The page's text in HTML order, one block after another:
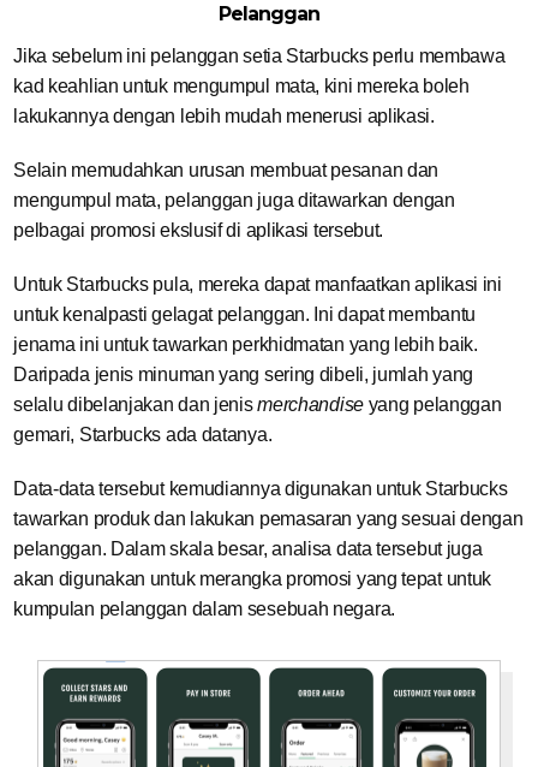
Pelanggan
Jika sebelum ini pelanggan setia Starbucks perlu membawa
kad keahlian untuk mengumpul mata, kini mereka boleh
lakukannya dengan lebih mudah menerusi aplikasi.
Selain memudahkan urusan membuat pesanan dan
mengumpul mata, pelanggan juga ditawarkan dengan
pelbagai promosi ekslusif di aplikasi tersebut.
Untuk Starbucks pula, mereka dapat manfaatkan aplikasi ini
untuk kenalpasti gelagat pelanggan. Ini dapat membantu
jenama ini untuk tawarkan perkhidmatan yang lebih baik.
Daripada jenis minuman yang sering dibeli, jumlah yang
selalu dibelanjakan dan jenismerchandiseyang pelanggan
gemari, Starbucks ada datanya.
Data-data tersebut kemudiannya digunakan untuk Starbucks
tawarkan produk dan lakukan pemasaran yang sesuai dengan
pelanggan. Dalam skala besar, analisa data tersebut juga
akan digunakan untuk merangka promosi yang tepat untuk
kumpulan pelanggan dalam sesebuah negara.